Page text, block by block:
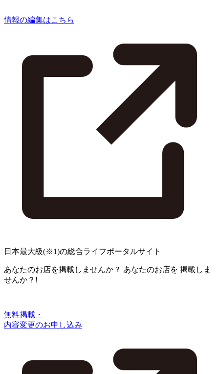
情報の編集はこちら
日本最大級(※1)の総合ライフポータルサイト
あなたのお店を掲載しませんか？ あなたのお店を 掲載しま
せんか？!
無料掲載・
内容変更のお申し込み